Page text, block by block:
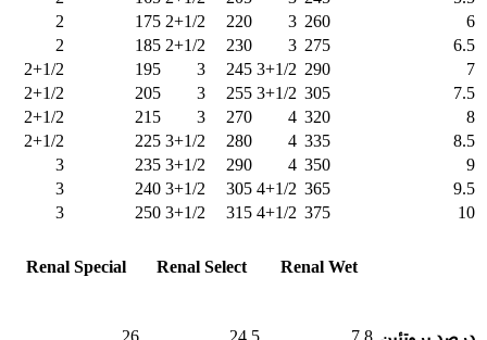
6
260
3
220
2+1/2
175
2
6.5
275
3
230
2+1/2
185
2
7
290
3+1/2
245
3
195
2+1/2
7.5
305
3+1/2
255
3
205
2+1/2
8
320
4
270
3
215
2+1/2
8.5
335
4
280
3+1/2
225
2+1/2
9
350
4
290
3+1/2
235
3
9.5
365
4+1/2
305
3+1/2
240
3
10
375
4+1/2
315
3+1/2
250
3
Renal Wet
Renal Select
Renal Special
7.8
24.5
26